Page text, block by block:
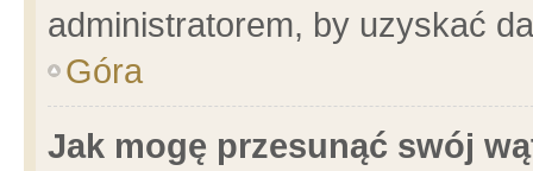
administratorem, by uzyskać
Góra
Jak mogę przesunąć swój